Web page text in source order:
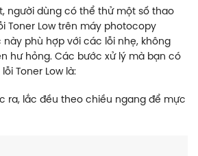
người dùng có thể thử một số thao
Toner Low trên máy photocopy
này phù hợp với các lỗi nhẹ, không
hư hỏng. Các bước xử lý mà bạn có
Toner Low là:
ra, lắc đều theo chiều ngang để mực